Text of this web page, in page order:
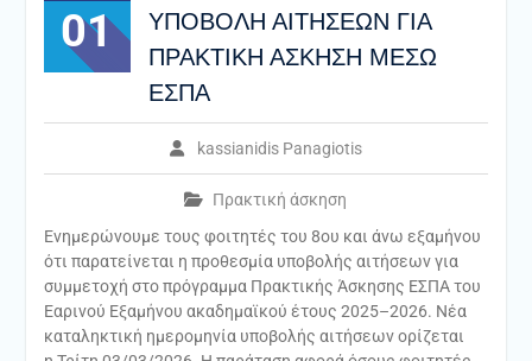
01
ΥΠΟΒΟΛΗ ΑΙΤΗΣΕΩΝ ΓΙΑ
ΠΡΑΚΤΙΚΗ ΑΣΚΗΣΗ ΜΕΣΩ
ΕΣΠΑ
kassianidis Panagiotis
Πρακτική άσκηση
Ενημερώνουμε τους φοιτητές του 8ου και άνω εξαμήνου
ότι παρατείνεται η προθεσμία υποβολής αιτήσεων για
συμμετοχή στο πρόγραμμα Πρακτικής Άσκησης ΕΣΠΑ του
Εαρινού Εξαμήνου ακαδημαϊκού έτους 2025–2026. Νέα
καταληκτική ημερομηνία υποβολής αιτήσεων ορίζεται